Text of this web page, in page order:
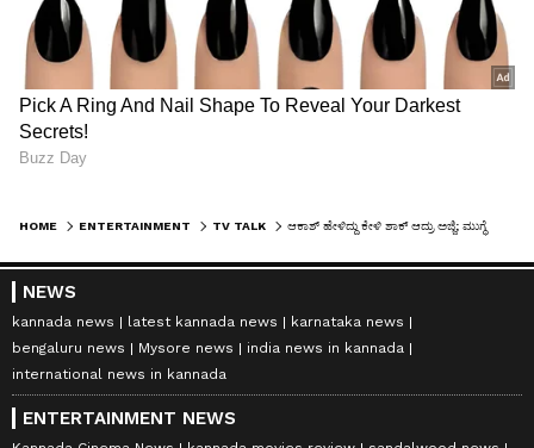
HOME ENTERTAINMENT TV TALK
NEWS
kannada news latest kannada news
karnataka news
bengaluru news
Mysore news
india news in kannada
international news in kannada
ENTERTAINMENT NEWS